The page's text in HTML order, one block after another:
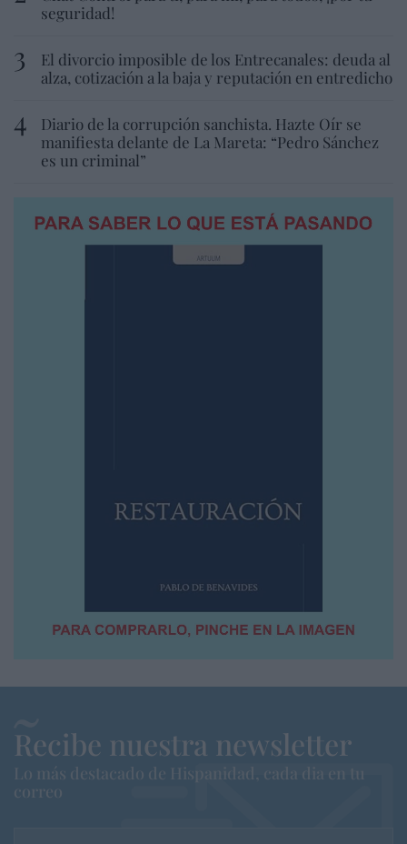
seguridad!
El divorcio imposible de los Entrecanales: deuda al
alza, cotización a la baja y reputación en entredicho
Diario de la corrupción sanchista. Hazte Oír se
manifiesta delante de La Mareta: “Pedro Sánchez
es un criminal”
Recibe nuestra newsletter
Lo más destacado de Hispanidad, cada dia en tu
correo